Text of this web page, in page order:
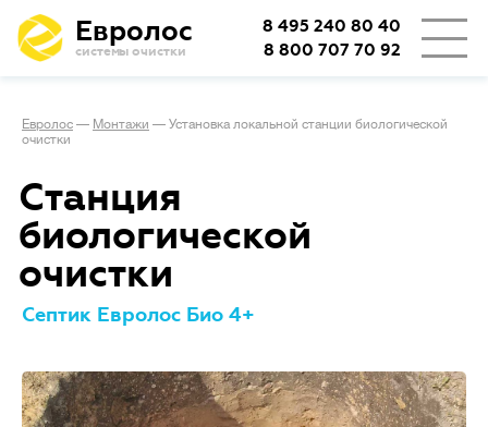
Евролос
системы очистки
8 495 240 80 40
8 800 707 70 92
Евролос — Монтажи — Установка локальной станции биологической
очистки
Станция
биологической
очистки
Септик Евролос Био 4+